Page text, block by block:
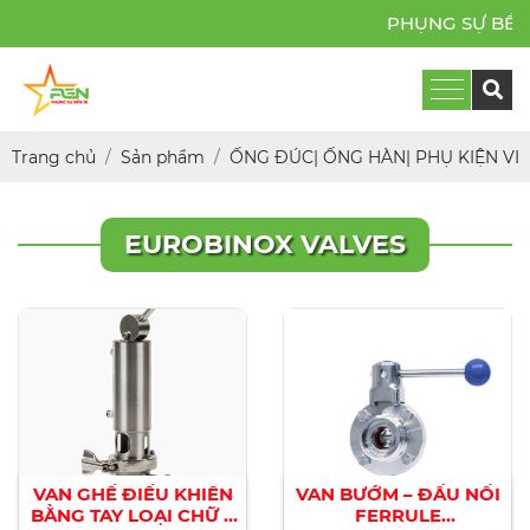
PHỤNG SỰ BỀN BỈ
Trang chủ Sản phẩm ỐNG ĐÚC| ỐNG HÀN| PHỤ KIỆN VI
EUROBINOX VALVES
VAN GHẾ ĐIỀU KHIỂN
BẰNG TAY LOẠI CHỮ L
VAN BƯỚM – ĐẦU NỐI
FERRULE